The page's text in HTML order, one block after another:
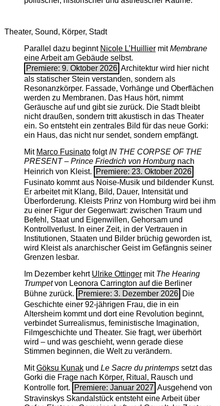
Theater, Sound, Körper, Stadt
Parallel dazu beginnt Nicole L’Huilliermit ­Membrane
eine Arbeit am Gebäude selbst.
Premiere: 9. Oktober 2026 Architektur wird hier nicht
als statischer Stein verstanden, sondern als
Resonanzkörper. Fassade, Vorhänge und Oberflächen
werden zu Membranen. Das Haus hört, nimmt
Geräusche auf und gibt sie zurück. Die Stadt bleibt
nicht draußen, sondern tritt akustisch in das Theater
ein. So entsteht ein zentrales Bild für das neue Gorki:
ein Haus, das nicht nur sendet, sondern empfängt.
Mit Marco FusinatofolgtIN THE CORPSE OF THE
PRESENT – Prince Friedrich von Homburgnach
Heinrich von Kleist.
Premiere: 23. Oktober 2026
Fusinato kommt aus Noise-Musik und bildender Kunst.
Er arbeitet mit Klang, Bild, Dauer, Intensität und
Überforderung. Kleists Prinz von Homburg wird bei ihm
zu einer Figur der Gegenwart: zwischen Traum und
Befehl, Staat und Eigenwillen, Gehorsam und
Kontrollverlust. In einer Zeit, in der Vertrauen in
Institutionen, Staaten und Bilder brüchig geworden ist,
wird Kleist als anarchischer Geist im Gefängnis seiner
Grenzen lesbar.
Im Dezember kehrt Ulrike Ottingermit The ­Hearing
Trumpetvon Leonora Carrington auf die Berliner
Bühne zurück.
Premiere: 3. Dezember 2026 Die
Geschichte einer 92-jährigen Frau, die in ein
Altersheim kommt und dort eine Revolution beginnt,
verbindet Surrealismus, feministische Imagination,
Filmgeschichte und Theater. Sie fragt, wer überhört
wird – und was geschieht, wenn gerade diese
Stimmen beginnen, die Welt zu verändern.
MitGöksu Kunakund Le Sacre du printempssetzt das
Gorki die Frage nach Körper, Ritual, Rausch und
Kontrolle fort.
Premiere: Januar 2027 Ausgehend von
Stravinskys Skandalstück entsteht eine Arbeit über